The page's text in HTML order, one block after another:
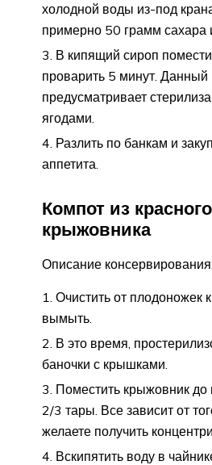
холодной воды из-под
примерно 50 грамм сахара
В кипящий сироп
проварить 5 минут. Данный
предусматривает
ягодами.
Разлить по банкам и
аппетита.
Компот из красного
крыжовника
Описание консервирования:
Очистить от плодоножек
вымыть.
В это время,
баночки с крышками.
Поместить крыжовник
2/3 тары. Все зависит от
желаете получить
Вскипятить воду в